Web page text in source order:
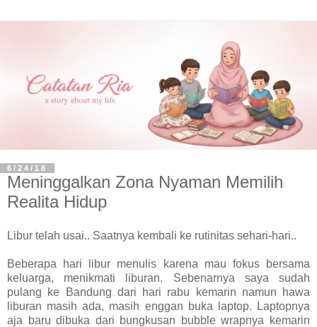
6/24/18
Meninggalkan Zona Nyaman Memilih
Realita Hidup
Libur telah usai.. Saatnya kembali ke rutinitas sehari-hari..
Beberapa hari libur menulis karena mau fokus bersama
keluarga, menikmati liburan. Sebenarnya saya sudah
pulang ke Bandung dari hari rabu kemarin namun hawa
liburan masih ada, masih enggan buka laptop. Laptopnya
aja baru dibuka dari bungkusan bubble wrapnya kemarin